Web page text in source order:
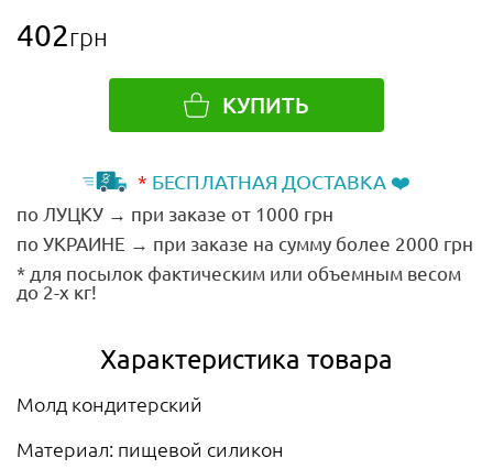
402грн
КУПИТЬ
* БЕСПЛАТНАЯ ДОСТАВКА ❤️
по ЛУЦКУ → при заказе от 1000 грн
по УКРАИНЕ → при заказе на сумму более 2000 грн
* для посылок фактическим или объемным весом
до 2-х кг!
Характеристика товара
Молд кондитерский
Материал: пищевой силикон